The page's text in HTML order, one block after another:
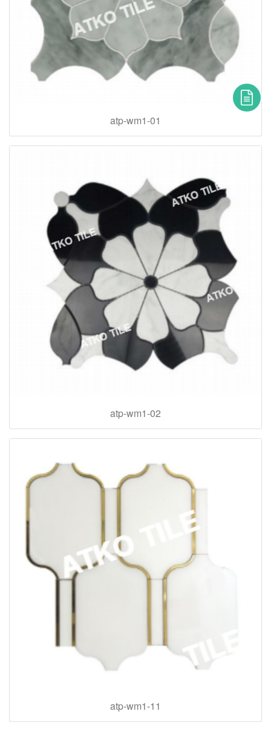
atp-wm1-01
atp-wm1-02
atp-wm1-11